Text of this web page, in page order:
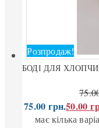
Розпродаж!
БОДІ ДЛЯ
75.00 грн.50.00
має кілька